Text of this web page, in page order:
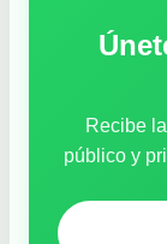
Recibe
público y